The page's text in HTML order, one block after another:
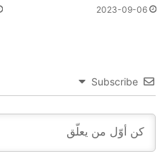
2023-09-06
Subscribe